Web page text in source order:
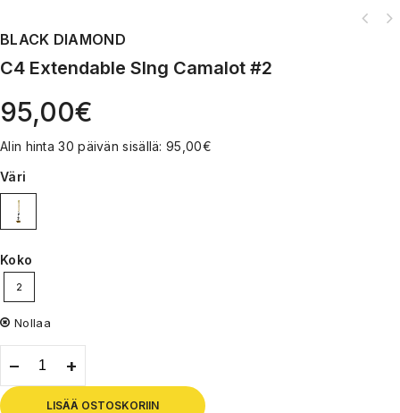
BLACK DIAMOND
C4 Extendable Slng Camalot #2
95,00€
Alin hinta 30 päivän sisällä:95,00€
Väri
Koko
2
Nollaa
LISÄÄ OSTOSKORIIN